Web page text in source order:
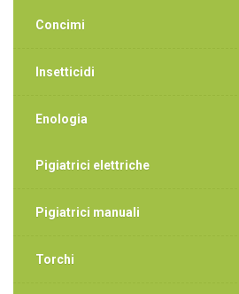
Concimi
Insetticidi
Enologia
Pigiatrici elettriche
Pigiatrici manuali
Torchi